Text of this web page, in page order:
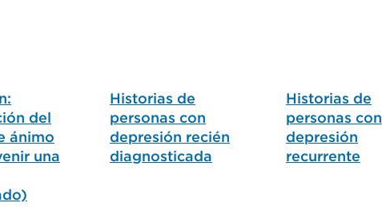
del
ánimo
una
Historias de
personas con
depresión recién
diagnosticada
Historias de
personas con
depresión
recurrente